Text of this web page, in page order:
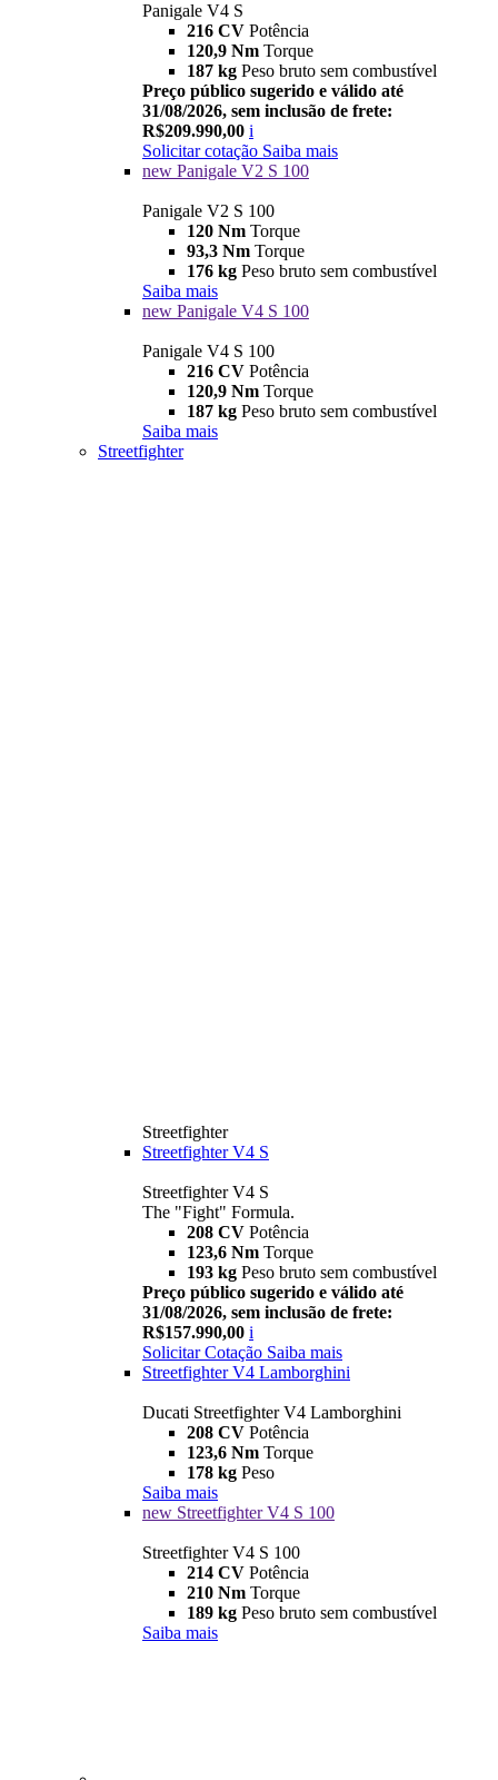
Panigale V4 S
216 CV Potência
120,9 Nm Torque
187 kg Peso bruto sem combustível
Preço público sugerido e válido até
31/08/2026, sem inclusão de frete:
R$209.990,00 i
Solicitar cotação Saiba mais
new Panigale V2 S 100
Panigale V2 S 100
120 Nm Torque
93,3 Nm Torque
176 kg Peso bruto sem combustível
Saiba mais
new Panigale V4 S 100
Panigale V4 S 100
216 CV Potência
120,9 Nm Torque
187 kg Peso bruto sem combustível
Saiba mais
Streetfighter
Streetfighter
Streetfighter V4 S
Streetfighter V4 S
The "Fight" Formula.
208 CV Potência
123,6 Nm Torque
193 kg Peso bruto sem combustível
Preço público sugerido e válido até
31/08/2026, sem inclusão de frete:
R$157.990,00 i
Solicitar Cotação Saiba mais
Streetfighter V4 Lamborghini
Ducati Streetfighter V4 Lamborghini
208 CV Potência
123,6 Nm Torque
178 kg Peso
Saiba mais
new Streetfighter V4 S 100
Streetfighter V4 S 100
214 CV Potência
210 Nm Torque
189 kg Peso bruto sem combustível
Saiba mais